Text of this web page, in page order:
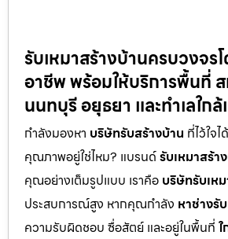
รับเหมาสร้างบ้านครบวงจร
อาชีพ พร้อมให้บริการพื้นที่
นนทบุรี อยุธยา และทำเลใกล้
กำลังมองหา บริษัทรับสร้างบ้าน ที่ไว้ใจ
คุณภาพอยู่ใช่ไหม? แบรนด์รับเหมาสร้า
คุณอย่างเต็มรูปแบบ เราคือ บริษัทรับเห
ประสบการณ์สูง หากคุณกำลัง หาช่างรั
ความรับผิดชอบ ซื่อสัตย์ และอยู่ในพื้นที่